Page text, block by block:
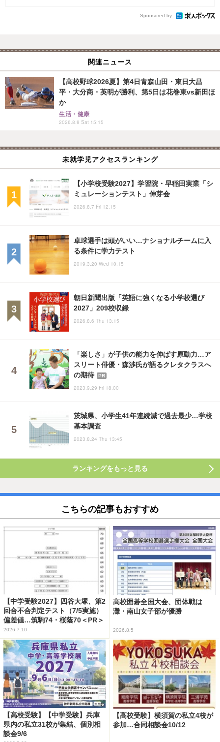
Sponsored by
関連ニュース
【高校野球2026夏】第4日青森山田・東日大昌
平・大分商・英明が勝利、第5日は花巻東vs新田ほ
か
生活・健康
2026.8.8 Sat 15:15
未就学児アクセスランキング
【小学校受験2027】学習院・早稲田実業「シ
ミュレーションテスト」伸芽会
2026.8.7 Fri 12:15
卓球選手は頭がいい…ナショナルチームに入
る条件に学力テスト
2019.3.20 Wed 10:15
朝日新聞出版「英語に強くなる小学校選び
2027」209校収録
2026.8.6 Thu 13:15
「楽しさ」が子供の能力を伸ばす原動力…ア
スリート俳優・森渉氏が語るクレタクラスへ
の期待
PR
2023.9.29 Fri 18:00
茨城県、小学生41年連続減で過去最少…学校
基本調査
2023.8.24 Thu 13:45
ランキングをもっと見る
こちらの記事もおすすめ
【中学受験2027】四谷大塚、第2
回合不合判定テスト（7/5実施）
偏差値…筑駒74・桜蔭70＜PR＞
2026.7.10
高校囲碁全国大会、団体戦は
灘・南山女子部が優勝
2026.8.5
【高校受験】【中学受験】兵庫
県内の私立31校が集結、個別相
談会9/6
【高校受験】横須賀の私立4校が
参加…合同相談会10/12